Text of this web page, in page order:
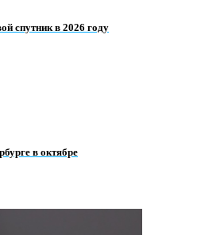
спутник в 2026 году
в октябре